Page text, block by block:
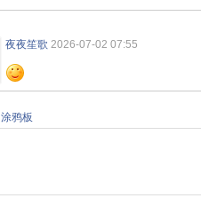
夜夜笙歌 2026-07-02 07:55
涂鸦板